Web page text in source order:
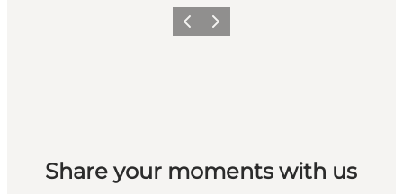
ForrigeNæste
Share your moments with us